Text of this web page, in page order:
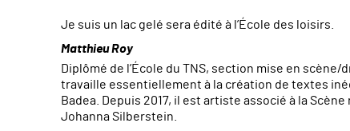
Je suis un lac gelé sera édité à l’École des loisirs.
Matthieu Roy
Diplômé de l’École du TNS, section mise en
travaille essentiellement à la création de textes
Badea. Depuis 2017, il est artiste associé à la
Johanna Silberstein.